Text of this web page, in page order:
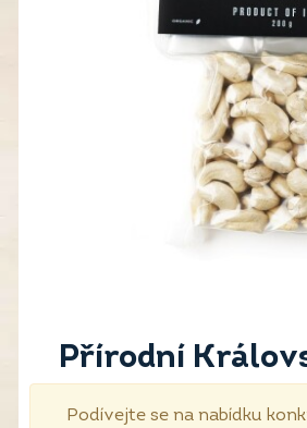
Přírodní
Podívejte se na nabídku